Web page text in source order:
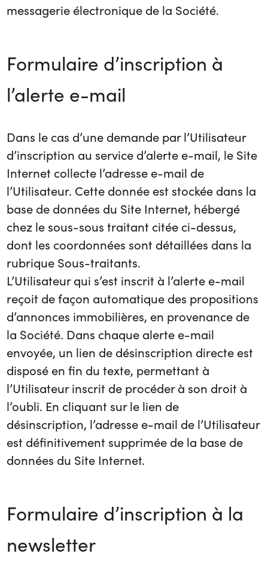
messagerie électronique de la Société.
Formulaire d’inscription à
l’alerte e-mail
Dans le cas d’une demande par l’Utilisateur
d’inscription au service d’alerte e-mail, le Site
Internet collecte l’adresse e-mail de
l’Utilisateur. Cette donnée est stockée dans la
base de données du Site Internet, hébergé
chez le sous-sous traitant citée ci-dessus,
dont les coordonnées sont détaillées dans la
rubrique Sous-traitants.
L’Utilisateur qui s’est inscrit à l’alerte e-mail
reçoit de façon automatique des propositions
d’annonces immobilières, en provenance de
la Société. Dans chaque alerte e-mail
envoyée, un lien de désinscription directe est
disposé en fin du texte, permettant à
l’Utilisateur inscrit de procéder à son droit à
l’oubli. En cliquant sur le lien de
désinscription, l’adresse e-mail de l’Utilisateur
est définitivement supprimée de la base de
données du Site Internet.
Formulaire d’inscription à la
newsletter